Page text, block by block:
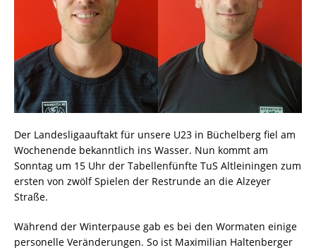
Der Landesligaauftakt für unsere U23 in Büchelberg fiel am
Wochenende bekanntlich ins Wasser. Nun kommt am
Sonntag um 15 Uhr der Tabellenfünfte TuS Altleiningen zum
ersten von zwölf Spielen der Restrunde an die Alzeyer
Straße.
Während der Winterpause gab es bei den Wormaten einige
personelle Veränderungen. So ist Maximilian Haltenberger